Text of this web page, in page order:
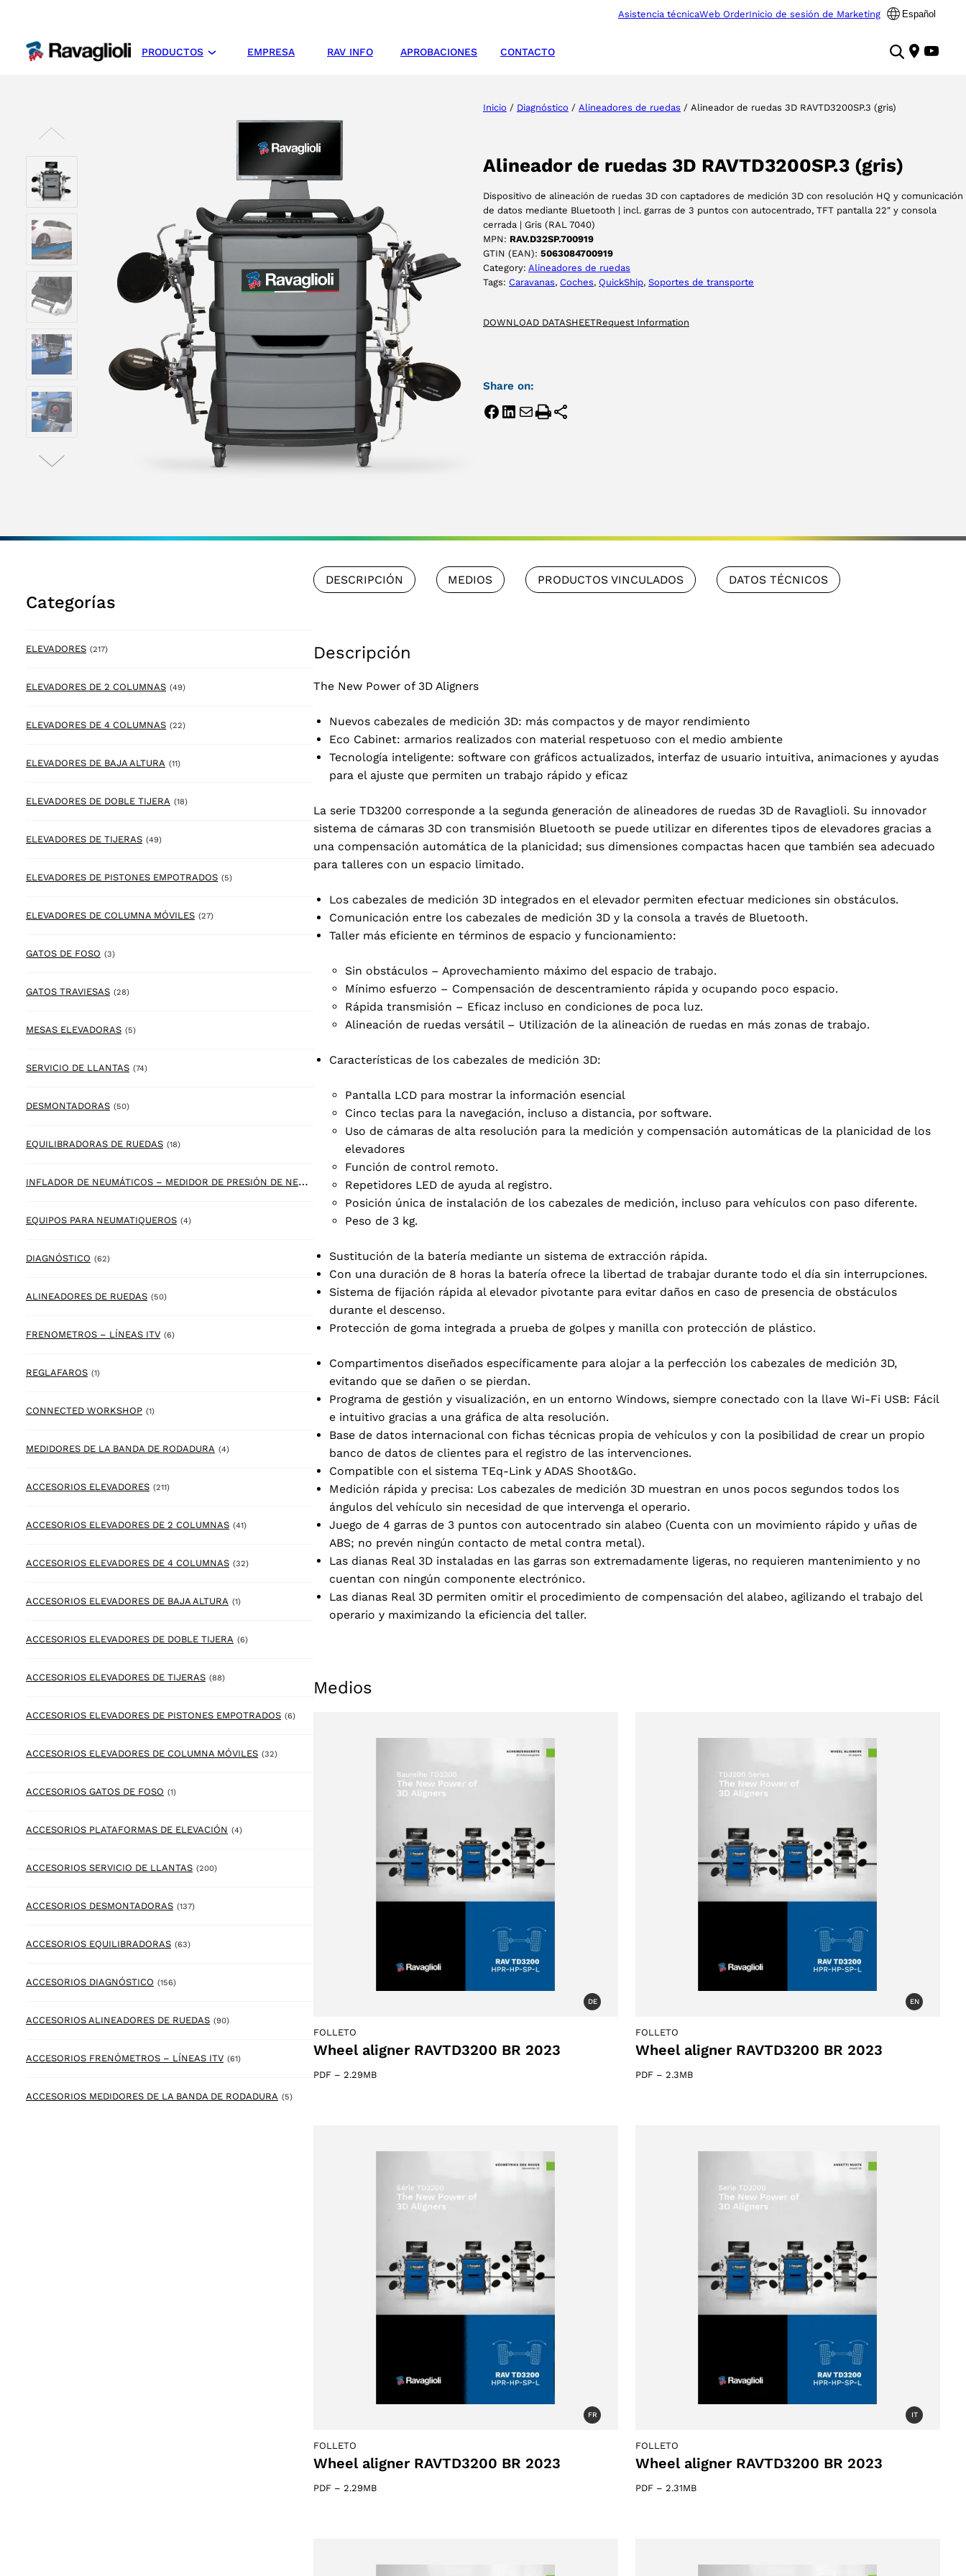
Asistencia técnicaWeb OrderInicio de sesión de Marketing Español
PRODUCTOS EMPRESA RAV INFO APROBACIONES CONTACTO
Inicio / Diagnóstico / Alineadores de ruedas / Alineador de ruedas 3D RAVTD3200SP.3 (gris)
Alineador de ruedas 3D RAVTD3200SP.3 (gris)
Dispositivo de alineación de ruedas 3D con captadores de medición 3D con resolución HQ y comunicación
de datos mediante Bluetooth | incl. garras de 3 puntos con autocentrado, TFT pantalla 22″ y consola
cerrada | Gris (RAL 7040)
MPN: RAV.D32SP.700919
GTIN (EAN): 5063084700919
Category: Alineadores de ruedas
Tags: Caravanas, Coches, QuickShip, Soportes de transporte
DOWNLOAD DATASHEETRequest Information
Share on:
Categorías
ELEVADORES (217)217 products
ELEVADORES DE 2 COLUMNAS (49)49 products
ELEVADORES DE 4 COLUMNAS (22)22 products
ELEVADORES DE BAJA ALTURA (11)11 products
ELEVADORES DE DOBLE TIJERA (18)18 products
ELEVADORES DE TIJERAS (49)49 products
ELEVADORES DE PISTONES EMPOTRADOS (5)5 products
ELEVADORES DE COLUMNA MÓVILES (27)27 products
GATOS DE FOSO (3)3 products
GATOS TRAVIESAS (28)28 products
MESAS ELEVADORAS (5)5 products
SERVICIO DE LLANTAS (74)74 products
DESMONTADORAS (50)50 products
EQUILIBRADORAS DE RUEDAS (18)18 products
I
NFLADOR DE NEUMÁTICOS – MEDIDOR DE PRESIÓN DE NEUMÁTICOS (2) 2 products
EQUIPOS PARA NEUMATIQUEROS (4)4 products
DIAGNÓSTICO (62)62 products
ALINEADORES DE RUEDAS (50)50 products
FRENOMETROS – LÍNEAS ITV (6)6 products
REGLAFAROS (1)1 product
CONNECTED WORKSHOP (1)1 product
MEDIDORES DE LA BANDA DE RODADURA (4)4 products
ACCESORIOS ELEVADORES (211)211 products
ACCESORIOS ELEVADORES DE 2 COLUMNAS (41)41 products
ACCESORIOS ELEVADORES DE 4 COLUMNAS (32)32 products
ACCESORIOS ELEVADORES DE BAJA ALTURA (1)1 product
ACCESORIOS ELEVADORES DE DOBLE TIJERA (6)6 products
ACCESORIOS ELEVADORES DE TIJERAS (88)88 products
ACCESORIOS ELEVADORES DE PISTONES EMPOTRADOS (6)6 products
ACCESORIOS ELEVADORES DE COLUMNA MÓVILES (32)32 products
ACCESORIOS GATOS DE FOSO (1)1 product
ACCESORIOS PLATAFORMAS DE ELEVACIÓN (4)4 products
ACCESORIOS SERVICIO DE LLANTAS (200)200 products
ACCESORIOS DESMONTADORAS (137)137 products
ACCESORIOS EQUILIBRADORAS (63)63 products
ACCESORIOS DIAGNÓSTICO (156)156 products
ACCESORIOS ALINEADORES DE RUEDAS (90)90 products
ACCESORIOS FRENÓMETROS – LÍNEAS ITV (61)61 products
ACCESORIOS MEDIDORES DE LA BANDA DE RODADURA (5)5 products
DESCRIPCIÓN MEDIOS PRODUCTOS VINCULADOS DATOS TÉCNICOS
Descripción
The New Power of 3D Aligners
Nuevos cabezales de medición 3D: más compactos y de mayor rendimiento
Eco Cabinet: armarios realizados con material respetuoso con el medio ambiente
Tecnología inteligente: software con gráficos actualizados, interfaz de usuario intuitiva, animaciones y ayudas
para el ajuste que permiten un trabajo rápido y eficaz
La serie TD3200 corresponde a la segunda generación de alineadores de ruedas 3D de Ravaglioli. Su innovador
sistema de cámaras 3D con transmisión Bluetooth se puede utilizar en diferentes tipos de elevadores gracias a
una compensación automática de la planicidad; sus dimensiones compactas hacen que también sea adecuado
para talleres con un espacio limitado.
Los cabezales de medición 3D integrados en el elevador permiten efectuar mediciones sin obstáculos.
Comunicación entre los cabezales de medición 3D y la consola a través de Bluetooth.
Taller más eficiente en términos de espacio y funcionamiento:
Sin obstáculos – Aprovechamiento máximo del espacio de trabajo.
Mínimo esfuerzo – Compensación de descentramiento rápida y ocupando poco espacio.
Rápida transmisión – Eficaz incluso en condiciones de poca luz.
Alineación de ruedas versátil – Utilización de la alineación de ruedas en más zonas de trabajo.
Características de los cabezales de medición 3D:
Pantalla LCD para mostrar la información esencial
Cinco teclas para la navegación, incluso a distancia, por software.
Uso de cámaras de alta resolución para la medición y compensación automáticas de la planicidad de los
elevadores
Función de control remoto.
Repetidores LED de ayuda al registro.
Posición única de instalación de los cabezales de medición, incluso para vehículos con paso diferente.
Peso de 3 kg.
Sustitución de la batería mediante un sistema de extracción rápida.
Con una duración de 8 horas la batería ofrece la libertad de trabajar durante todo el día sin interrupciones.
Sistema de fijación rápida al elevador pivotante para evitar daños en caso de presencia de obstáculos
durante el descenso.
Protección de goma integrada a prueba de golpes y manilla con protección de plástico.
Compartimentos diseñados específicamente para alojar a la perfección los cabezales de medición 3D,
evitando que se dañen o se pierdan.
Programa de gestión y visualización, en un entorno Windows, siempre conectado con la llave Wi-Fi USB: Fácil
e intuitivo gracias a una gráfica de alta resolución.
Base de datos internacional con fichas técnicas propia de vehículos y con la posibilidad de crear un propio
banco de datos de clientes para el registro de las intervenciones.
Compatible con el sistema TEq-Link y ADAS Shoot&Go.
Medición rápida y precisa: Los cabezales de medición 3D muestran en unos pocos segundos todos los
ángulos del vehículo sin necesidad de que intervenga el operario.
Juego de 4 garras de 3 puntos con autocentrado sin alabeo (Cuenta con un movimiento rápido y uñas de
ABS; no prevén ningún contacto de metal contra metal).
Las dianas Real 3D instaladas en las garras son extremadamente ligeras, no requieren mantenimiento y no
cuentan con ningún componente electrónico.
Las dianas Real 3D permiten omitir el procedimiento de compensación del alabeo, agilizando el trabajo del
operario y maximizando la eficiencia del taller.
Medios
DE
FOLLETO
Wheel aligner RAVTD3200 BR 2023
PDF – 2.29MB
EN
FOLLETO
Wheel aligner RAVTD3200 BR 2023
PDF – 2.3MB
FR
FOLLETO
Wheel aligner RAVTD3200 BR 2023
PDF – 2.29MB
IT
FOLLETO
Wheel aligner RAVTD3200 BR 2023
PDF – 2.31MB
Tu provincia
Seleccione su idioma